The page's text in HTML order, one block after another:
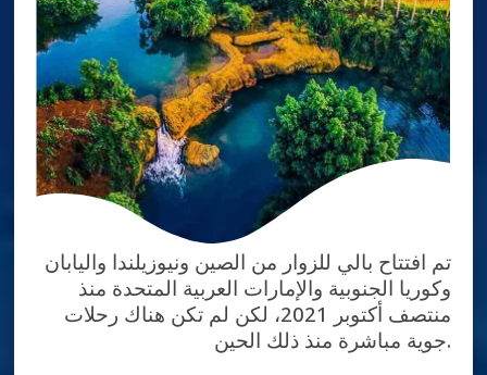
تم افتتاح بالي للزوار من الصين ونيوزيلندا واليابان
وكوريا الجنوبية والإمارات العربية المتحدة منذ
منتصف أكتوبر 2021، لكن لم تكن هناك رحلات
جوية مباشرة منذ ذلك الحين.